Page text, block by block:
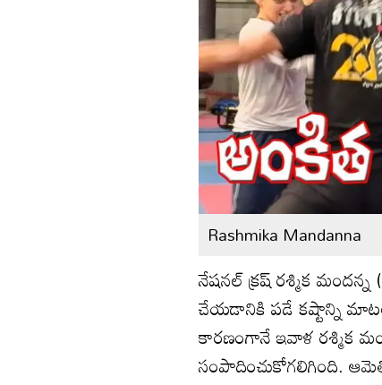
Rashmika Mandanna
నేషనల్‌ క్రష్‌ రశ్మిక
చేయడానికి పడే కష్టాన్ని
కారణంగానే ఇవాళ రశ్మిక
సంపాదించుకోగలిగింది.